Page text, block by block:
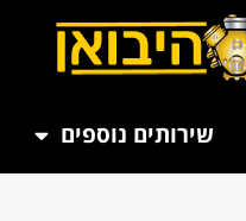
שירותים נוספים